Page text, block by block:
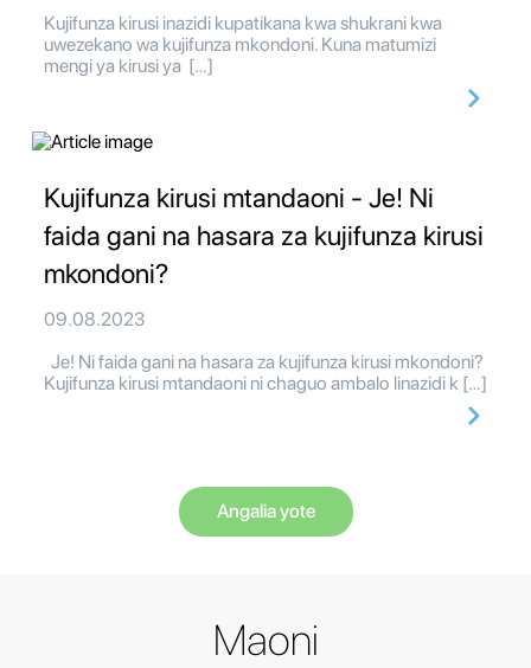
Kujifunza kirusi inazidi kupatikana kwa shukrani kwa
uwezekano wa kujifunza mkondoni. Kuna matumizi
mengi ya kirusi ya […]
Kujifunza kirusi mtandaoni - Je! Ni
faida gani na hasara za kujifunza kirusi
mkondoni?
09.08.2023
Je! Ni faida gani na hasara za kujifunza kirusi mkondoni?
Kujifunza kirusi mtandaoni ni chaguo ambalo linazidi k […]
Angalia yote
Maoni